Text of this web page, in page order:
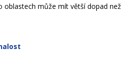
oblastech může mít větší dopad než